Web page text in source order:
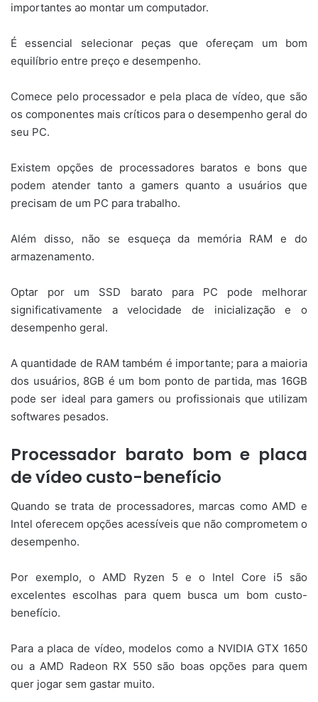
importantes ao montar um computador.
É essencial selecionar peças que ofereçam um bom
equilíbrio entre preço e desempenho.
Comece pelo processador e pela placa de vídeo, que são
os componentes mais críticos para o desempenho geral do
seu PC.
Existem opções de processadores baratos e bons que
podem atender tanto a gamers quanto a usuários que
precisam de um PC para trabalho.
Além disso, não se esqueça da memória RAM e do
armazenamento.
Optar por um SSD barato para PC pode melhorar
significativamente a velocidade de inicialização e o
desempenho geral.
A quantidade de RAM também é importante; para a maioria
dos usuários, 8GB é um bom ponto de partida, mas 16GB
pode ser ideal para gamers ou profissionais que utilizam
softwares pesados.
Processador barato bom e placa
de vídeo custo-benefício
Quando se trata de processadores, marcas como AMD e
Intel oferecem opções acessíveis que não comprometem o
desempenho.
Por exemplo, o AMD Ryzen 5 e o Intel Core i5 são
excelentes escolhas para quem busca um bom custo-
benefício.
Para a placa de vídeo, modelos como a NVIDIA GTX 1650
ou a AMD Radeon RX 550 são boas opções para quem
quer jogar sem gastar muito.